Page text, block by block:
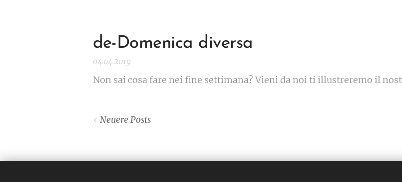
de-Domenica diversa
04.04.2019
Non sai cosa fare nei fine settimana? Vieni da noi ti illustreremo il
Neuere Posts